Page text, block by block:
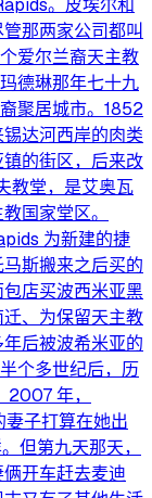
。皮埃尔和
那两家公司都叫
爱尔兰裔天主教
德琳那年七十九
聚居城市。1852
达河西岸的肉类
的街区，后来改
教堂，是艾奥瓦
国家堂区。
为新建的捷
斯搬来之后买的
店买波西米亚黑
、为保留天主教
后被波希米亚的
个多世纪后，历
年，
子打算在她出
但第九天那天，
开车赶去麦迪